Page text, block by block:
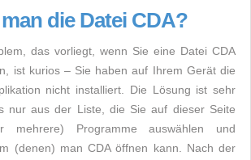
die Datei CDA?
das vorliegt, wenn Sie eine Datei CDA
ist kurios – Sie haben auf Ihrem Gerät die
nicht installiert. Die Lösung ist sehr
nur aus der Liste, die Sie auf dieser Seite
mehrere) Programme auswählen und
(denen) man CDA öffnen kann. Nach der